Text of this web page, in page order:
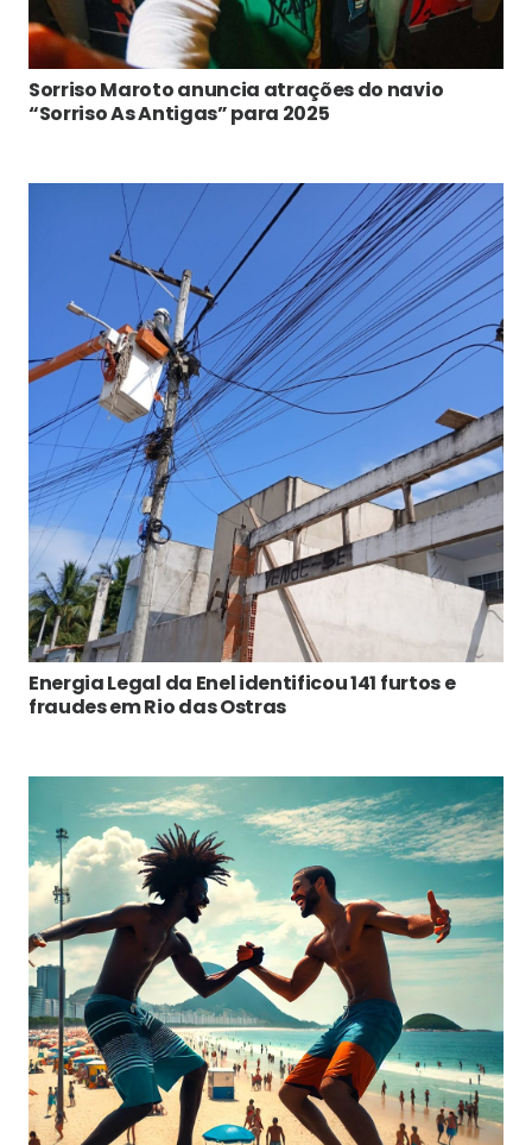
Sorriso Maroto anuncia atrações do navio
“Sorriso As Antigas” para 2025
Energia Legal da Enel identificou 141 furtos e
fraudes em Rio das Ostras